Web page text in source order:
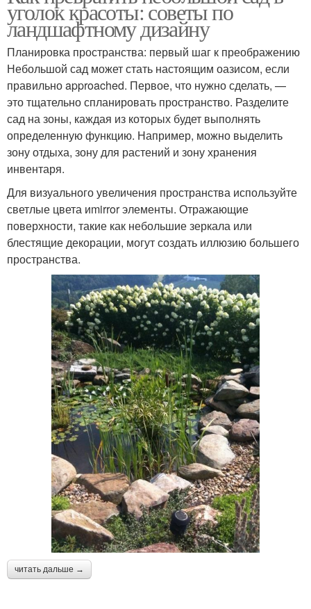
уголок красоты: советы по
ландшафтному дизайну
Планировка пространства: первый шаг к преображению
Небольшой сад может стать настоящим оазисом, если
правильно approached. Первое, что нужно сделать, —
это тщательно спланировать пространство. Разделите
сад на зоны, каждая из которых будет выполнять
определенную функцию. Например, можно выделить
зону отдыха, зону для растений и зону хранения
инвентаря.
Для визуального увеличения пространства используйте
светлые цвета иmirror элементы. Отражающие
поверхности, такие как небольшие зеркала или
блестящие декорации, могут создать иллюзию большего
пространства.
читать дальше →